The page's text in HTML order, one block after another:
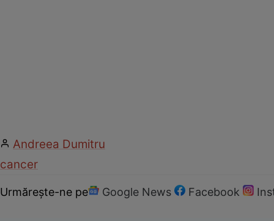
Andreea Dumitru
cancer
Urmărește-ne pe Google News Facebook